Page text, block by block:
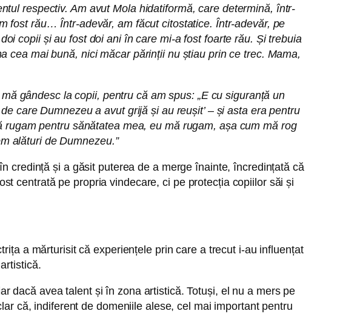
respectiv. Am avut Mola hidatiformă, care determină, într-
fost rău… Într-adevăr, am făcut citostatice. Într-adevăr, pe
copii și au fost doi ani în care mi-a fost foarte rău. Și trebuia
cea mai bună, nici măcar părinții nu știau prin ce trec. Mama,
gândesc la copii, pentru că am spus: „E cu siguranță un
care Dumnezeu a avut grijă și au reușit’ – și asta era pentru
pentru sănătatea mea, eu mă rugam, așa cum mă rog
alături de Dumnezeu.”
credință și a găsit puterea de a merge înainte, încredințată că
centrată pe propria vindecare, ci pe protecția copiilor săi și
a mărturisit că experiențele prin care a trecut i-au influențat
dacă avea talent și în zona artistică. Totuși, el nu a mers pe
că, indiferent de domeniile alese, cel mai important pentru